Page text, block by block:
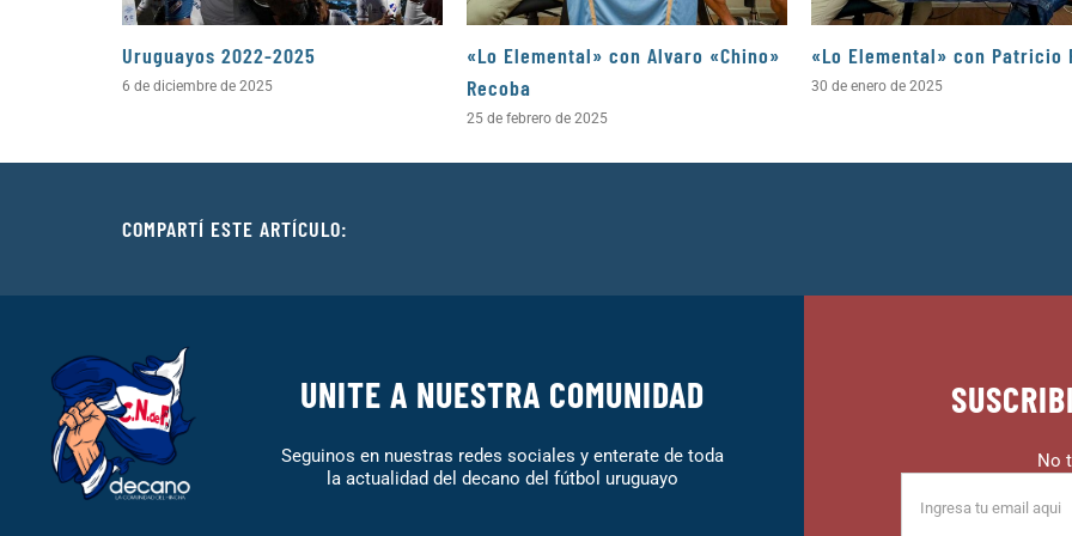
Uruguayos 2022-2025
6 de diciembre de 2025
«Lo Elemental» con Alvaro «Chino»
Recoba
25 de febrero de 2025
«Lo Elemental» con Patricio
30 de enero de 2025
COMPARTÍ ESTE ARTÍCULO:
UNITE A NUESTRA COMUNIDAD
Seguinos en nuestras redes sociales y enterate de toda
la actualidad del decano del fútbol uruguayo
No